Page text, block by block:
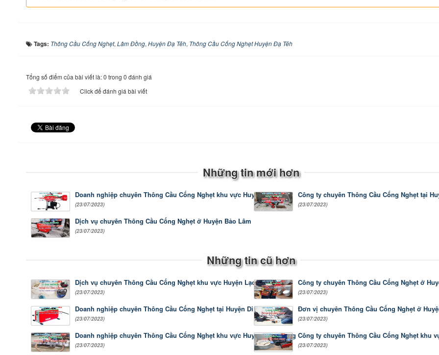
Tags: Thông Cầu Cống Nghẹt, Lâm Đồng, Huyện Đạ Tẻh, Thông Cầu Cống Nghẹt Huyện Đạ Tẻh
Tổng số điểm của bài viết là: 0 trong 0 đánh giá
Click để đánh giá bài viết
Những tin mới hơn
Doanh nghiệp chuyên Thông Cầu Cống Nghẹt khu vực Huyện Cát Tiên
(23/07/2023)
Công ty chuyên Thông Cầu Cống Nghẹt tại
(23/07/2023)
Dịch vụ chuyên Thông Cầu Cống Nghẹt ở Huyện Bảo Lâm
(23/07/2023)
Những tin cũ hơn
Dịch vụ chuyên Thông Cầu Cống Nghẹt khu vực Huyện Lạc Dương
(23/07/2023)
Công ty chuyên Thông Cầu Cống Nghẹt ở
(23/07/2023)
Doanh nghiệp chuyên Thông Cầu Cống Nghẹt tại Huyện Di Linh
(23/07/2023)
Đơn vị chuyên Thông Cầu Cống Nghẹt ở
(23/07/2023)
Doanh nghiệp chuyên Thông Cầu Cống Nghẹt khu vực Huyện Đam Rông
(23/07/2023)
Công ty chuyên Thông Cầu Cống Nghẹt khu
(23/07/2023)